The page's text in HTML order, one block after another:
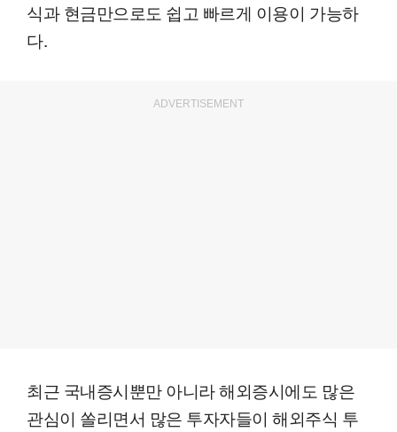
식과 현금만으로도 쉽고 빠르게 이용이 가능하
다.
ADVERTISEMENT
최근 국내증시뿐만 아니라 해외증시에도 많은
관심이 쏠리면서 많은 투자자들이 해외주식 투